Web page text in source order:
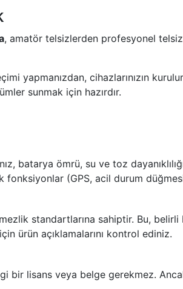
, amatör telsizlerden profesyonel
yapmanızdan, cihazlarınızın
sunmak için hazırdır.
batarya ömrü, su ve toz
fonksiyonlar (GPS, acil durum
standartlarına sahiptir. Bu, belirli
ürün açıklamalarını kontrol ediniz.
bir lisans veya belge gerekmez.